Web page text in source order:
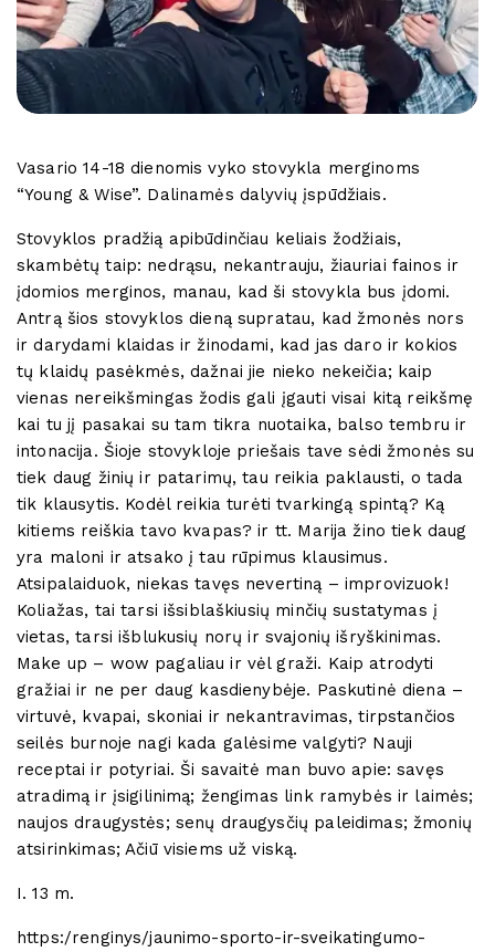
Vasario 14-18 dienomis vyko stovykla merginoms
“Young & Wise”. Dalinamės dalyvių įspūdžiais.
Stovyklos pradžią apibūdinčiau keliais žodžiais,
skambėtų taip: nedrąsu, nekantrauju, žiauriai fainos ir
įdomios merginos, manau, kad ši stovykla bus įdomi.
Antrą šios stovyklos dieną supratau, kad žmonės nors
ir darydami klaidas ir žinodami, kad jas daro ir kokios
tų klaidų pasėkmės, dažnai jie nieko nekeičia; kaip
vienas nereikšmingas žodis gali įgauti visai kitą reikšmę
kai tu jį pasakai su tam tikra nuotaika, balso tembru ir
intonacija. Šioje stovykloje priešais tave sėdi žmonės su
tiek daug žinių ir patarimų, tau reikia paklausti, o tada
tik klausytis. Kodėl reikia turėti tvarkingą spintą? Ką
kitiems reiškia tavo kvapas? ir tt. Marija žino tiek daug
yra maloni ir atsako į tau rūpimus klausimus.
Atsipalaiduok, niekas tavęs nevertiną – improvizuok!
Koliažas, tai tarsi išsiblaškiusių minčių sustatymas į
vietas, tarsi išblukusių norų ir svajonių išryškinimas.
Make up – wow pagaliau ir vėl graži. Kaip atrodyti
gražiai ir ne per daug kasdienybėje. Paskutinė diena –
virtuvė, kvapai, skoniai ir nekantravimas, tirpstančios
seilės burnoje nagi kada galėsime valgyti? Nauji
receptai ir potyriai. Ši savaitė man buvo apie: savęs
atradimą ir įsigilinimą; žengimas link ramybės ir laimės;
naujos draugystės; senų draugysčių paleidimas; žmonių
atsirinkimas; Ačiū visiems už viską.
I. 13 m.
https:/renginys/jaunimo-sporto-ir-sveikatingumo-